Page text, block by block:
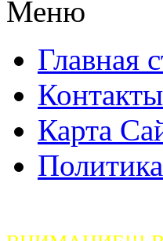
Меню
Главная
Контакты
Карта